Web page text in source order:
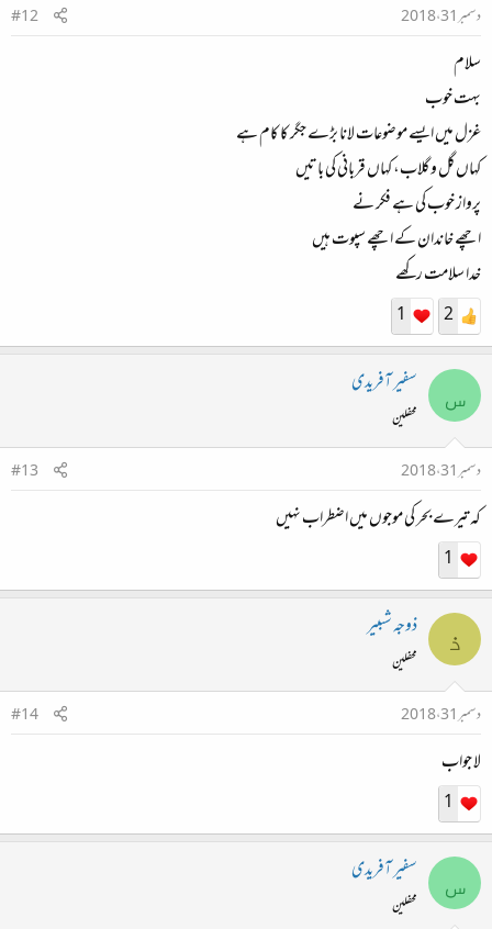
دسمبر 31، 2018
#12
سلام
بہت خوب
غزل میں ایسے موضوعات لانا بڑے جگر کا کام ہے
کہاں گل و گلاب، کہاں قربانی کی باتیں
پرواز خوب کی ہے فکر نے
اچھے خاندان کے اچھے سپوت ہیں
خدا سلامت رکھے
2
1
س سفیر آفریدی
محفلین
دسمبر 31، 2018
#13
کہ تیرے بحر کی موجوں میں اضطراب نہیں
1
ذ ذوجہ شںبیر
محفلین
دسمبر 31، 2018
#14
لا جواب
1
س سفیر آفریدی
محفلین